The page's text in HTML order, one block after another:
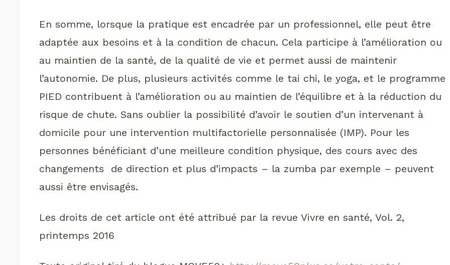
En somme, lorsque la pratique est encadrée par un professionnel, elle peut être
adaptée aux besoins et à la condition de chacun. Cela participe à l’amélioration ou
au maintien de la santé, de la qualité de vie et permet aussi de maintenir
l’autonomie. De plus, plusieurs activités comme le tai chi, le yoga, et le programme
PIED contribuent à l’amélioration ou au maintien de l’équilibre et à la réduction du
risque de chute. Sans oublier la possibilité d’avoir le soutien d’un intervenant à
domicile pour une intervention multifactorielle personnalisée (IMP). Pour les
personnes bénéficiant d’une meilleure condition physique, des cours avec des
changements de direction et plus d’impacts – la zumba par exemple – peuvent
aussi être envisagés.
Les droits de cet article ont été attribué par la revue Vivre en santé, Vol. 2,
printemps 2016